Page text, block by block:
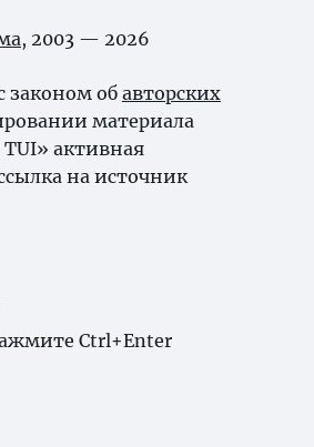
, 2003 — 2026
законом об авторских
материала
активная
на источник
Ctrl+Enter